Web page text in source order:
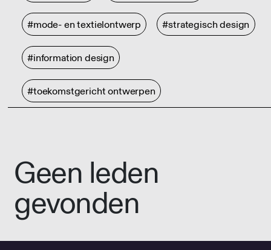
#mode- en textielontwerp #strategisch design
#information design
#toekomstgericht ontwerpen
Geen leden
gevonden